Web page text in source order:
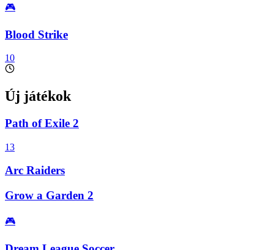
🎮
Blood Strike
10
Új játékok
Path of Exile 2
13
Arc Raiders
Grow a Garden 2
🎮